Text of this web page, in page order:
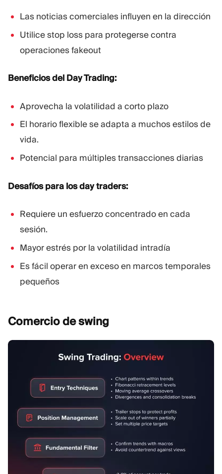
Las noticias comerciales influyen en la dirección
Utilice stop loss para protegerse contra
operaciones fakeout
Beneficios del Day Trading:
Aprovecha la volatilidad a corto plazo
El horario flexible se adapta a muchos estilos de
vida.
Potencial para múltiples transacciones diarias
Desafíos para los day traders:
Requiere un esfuerzo concentrado en cada
sesión.
Mayor estrés por la volatilidad intradía
Es fácil operar en exceso en marcos temporales
pequeños
Comercio deswing